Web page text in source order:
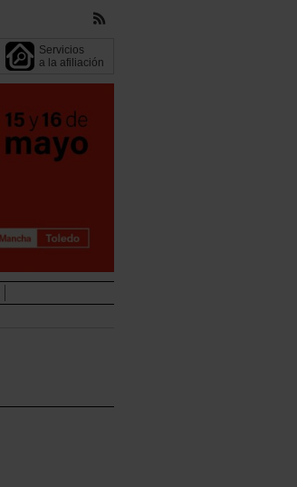
Servicios
a la afiliación